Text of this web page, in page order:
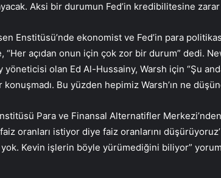
Aksi bir durumun Fed’in kredibilitesine
Enstitüsü’nde ekonomist ve Fed’in para
“Her açıdan onun için çok zor bir durum” dedi.
yöneticisi olan Ed Al-Hussainy, Warsh için “Şu
konuşmadı. Bu yüzden hepimiz Warsh’ın ne
Para ve Finansal Alternatifler
oranları istiyor diye faiz oranlarını
Kevin işlerin böyle yürümediğini biliyor”